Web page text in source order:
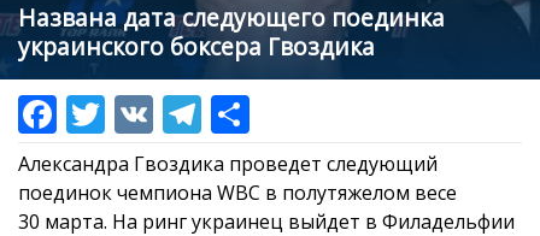
Названа дата следующего поединка
украинского боксера Гвоздика
Александра Гвоздика проведет следующий
поединок чемпиона WBC в полутяжелом весе
30 марта. На ринг украинец выйдет в Филадельфии